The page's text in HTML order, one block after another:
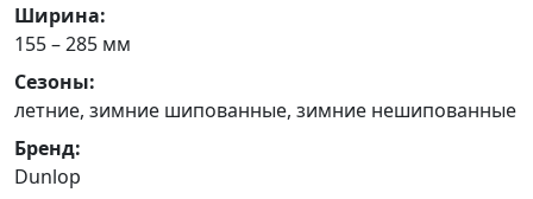
Ширина:
155 – 285 мм
Сезоны:
летние, зимние шипованные, зимние нешипованные
Бренд:
Dunlop